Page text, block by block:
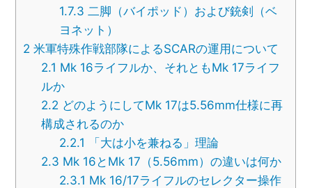
1.7.3 二脚（バイポッド）および銃剣（ベ
ヨネット）
2 米軍特殊作戦部隊によるSCARの運用について
2.1 Mk 16ライフルか、それともMk 17ライフ
ルか
2.2 どのようにしてMk 17は5.56mm仕様に再
構成されるのか
2.2.1 「大は小を兼ねる」理論
2.3 Mk 16とMk 17（5.56mm）の違いは何か
2.3.1 Mk 16/17ライフルのセレクター操作